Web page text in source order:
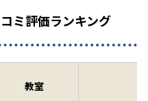
ミ評価ランキング
教室